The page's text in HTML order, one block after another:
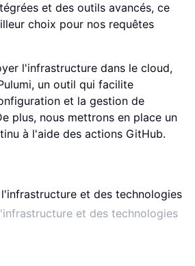
et des outils avancés, ce
choix pour nos requêtes
l'infrastructure dans le cloud,
un outil qui facilite
et la gestion de
plus, nous mettrons en place un
à l'aide des actions GitHub.
et des technologies